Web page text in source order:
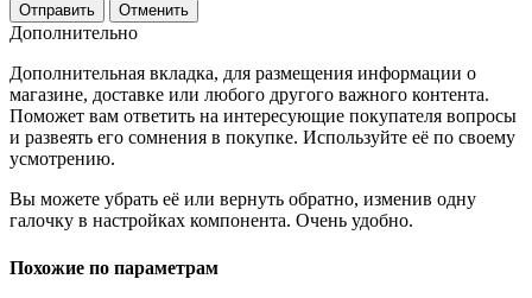
Отменить
Дополнительно
Дополнительная вкладка, для размещения информации о
магазине, доставке или любого другого важного контента.
Поможет вам ответить на интересующие покупателя вопросы
и развеять его сомнения в покупке. Используйте её по своему
усмотрению.
Вы можете убрать её или вернуть обратно, изменив одну
галочку в настройках компонента. Очень удобно.
Похожие по параметрам